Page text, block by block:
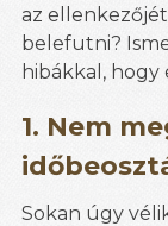
az
belefutni?
hibákkal,
1. Nem
Sokan úgy